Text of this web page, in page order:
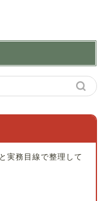
実務目線で整理して